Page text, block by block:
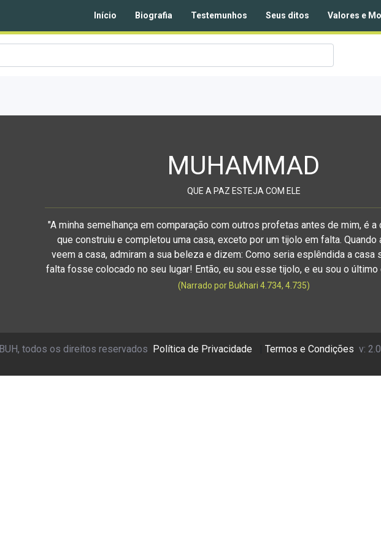
Início Biografia Testemunhos Seus ditos Valores e
MUHAMMAD
QUE A PAZ ESTEJA COM ELE
"A minha semelhança em comparação com outros profetas antes de mim, é a
que construiu e completou uma casa, exceto por um tijolo em falta.
veem a casa, admiram a sua beleza e dizem: Como seria esplêndida a casa
falta fosse colocado no seu lugar! Então, eu sou esse tijolo, e eu sou o
(Narrado por Bukhari 4.734, 4.735)
todos os direitos reservados Política de Privacidade Termos e Condições v: